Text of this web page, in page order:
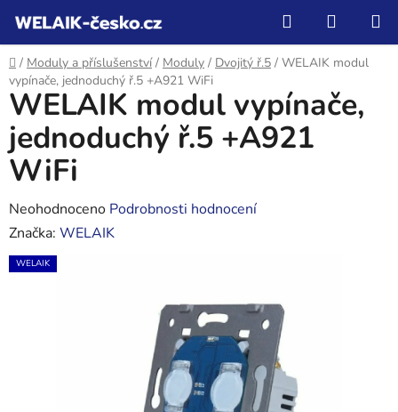
obsah
Hledat
KOŠÍK
Domů
/ Moduly a příslušenství / Moduly / Dvojitý ř.5 / WELAIK modul
vypínače, jednoduchý ř.5 +A921 WiFi
WELAIK modul vypínače,
jednoduchý ř.5 +A921
WiFi
Průměrné
hodnocení
produktu
Neohodnoceno Podrobnosti hodnocení
Značka: WELAIK
WELAIK